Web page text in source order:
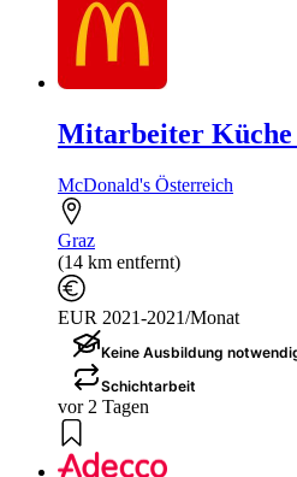
Mitarbeiter
McDonald's Österreich
Graz
(14 km entfernt)
EUR 2021-2021/Monat
Keine Ausbildung
Schichtarbeit
vor 2 Tagen